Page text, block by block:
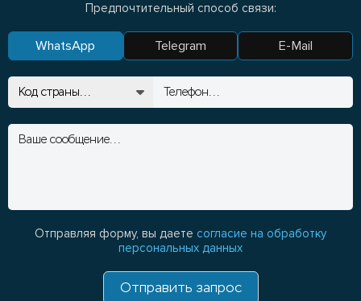
Предпочтительный способ связи:
WhatsApp Telegram E-Mail
Отправляя форму, вы даете согласие на обработку
персональных данных
Отправить запрос